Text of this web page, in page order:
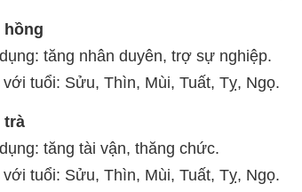
hồng
tăng nhân duyên, trợ sự nghiệp.
tuổi: Sửu, Thìn, Mùi, Tuất, Tỵ, Ngọ.
trà
tăng tài vận, thăng chức.
tuổi: Sửu, Thìn, Mùi, Tuất, Tỵ, Ngọ.